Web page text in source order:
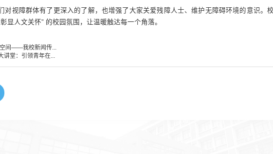
对视障群体有了更深入的了解，也增强了大家关爱残障人士、维护无障碍环境的意识。
显人文关怀” 的校园氛围，让温暖触达每一个角落。
间——我校新闻传...
堂：引领青年在...